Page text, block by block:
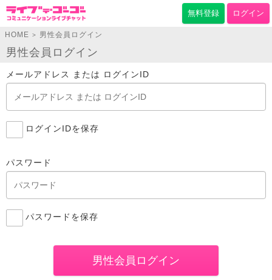
無料登録 ログイン
HOME > 男性会員ログイン
男性会員ログイン
メールアドレス または ログインID
ログインIDを保存
パスワード
パスワードを保存